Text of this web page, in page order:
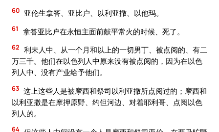
60 亚伦生拿答、亚比户、以利亚撒、以他玛。
61 拿答亚比户在永恒主面前献平常火的时候、死了。
62 利未人中、从一个月和以上的一切男丁、被点阅的、有二
万三千。他们在以色列人中原来没有被点阅的，因为在以色
列人中、没有产业给予他们。
63 这上这些人是被摩西和祭司以利亚撒所点阅过的；摩西和
以利亚撒是在摩押原野、约但河边、对着耶利哥、点阅以色
列人的。
64